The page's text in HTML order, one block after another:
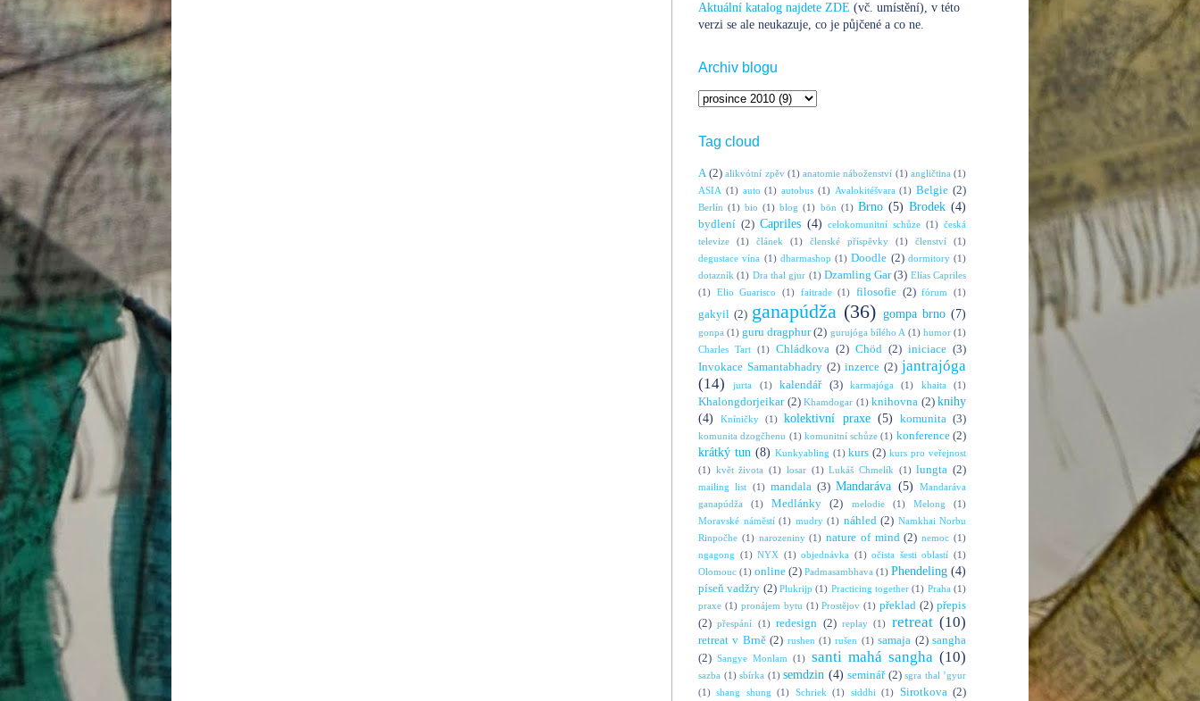
Aktuální katalog najdete ZDE (vč. umístění), v této
verzi se ale neukazuje, co je půjčené a co ne.
Archiv blogu
Tag cloud
A (2) alikvótní zpěv (1) anatomie náboženství (1) angličtina (1)
ASIA (1) auto (1) autobus (1) Avalokitéšvara (1) Belgie (2)
Berlín (1) bio (1) blog (1) bön (1) Brno (5) Brodek (4)
bydlení (2) Capriles (4) celokomunitní schůze (1) česká
televize
(1) článek (1) členské příspěvky (1) členství
(1)
degustace vína (1) dharmashop (1) Doodle (2) dormitory (1)
dotazník (1) Dra thal gjur (1) Dzamling Gar (3) Elías Capriles
(1) Elio Guarisco (1) faitrade (1) filosofie (2) fórum (1)
gakyil (2) ganapúdža (36) gompa brno (7)
gonpa (1) guru dragphur (2) gurujóga bílého A (1) humor (1)
Charles Tart (1) Chládkova (2) Chöd (2) iniciace (3)
Invokace Samantabhadry (2) inzerce (2) jantrajóga
(14)
jurta (1) kalendář (3) karmajóga (1) khaita (1)
Khalongdorjeikar (2) Khamdogar (1) knihovna (2) knihy
(4)
Kníničky (1) kolektivní praxe (5) komunita (3)
komunita dzogčhenu (1) komunitní schůze (1) konference (2)
krátký tun (8) Kunkyabling (1) kurs (2) kurs pro veřejnost
(1) květ života (1) losar (1) Lukáš Chmelík (1) lungta (2)
mailing list (1) mandala (3) Mandaráva (5)
Mandaráva
ganapúdža
(1) Medlánky (2) melodie (1) Melong
(1)
Moravské náměstí (1) mudry (1) náhled (2) Namkhai Norbu
Rinpočhe (1) narozeniny (1) nature of mind (2) nemoc (1)
ngagong (1) NYX (1) objednávka (1) očista šesti oblastí (1)
Olomouc (1) online (2) Padmasambhava (1) Phendeling (4)
píseň vadžry (2) Plukrijp (1) Practicing together (1) Praha (1)
praxe (1) pronájem bytu (1) Prostějov (1) překlad (2) přepis
(2) přespání (1) redesign (2) replay (1) retreat (10)
retreat v Brně (2) rushen (1) rušen (1) samaja (2) sangha
(2) Sangye Monlam (1) santi mahá sangha (10)
sazba (1) sbírka (1) semdzin (4) seminář (2) sgra thal ’gyur
(1) shang shung (1) Schriek (1) siddhi (1) Sirotkova (2)